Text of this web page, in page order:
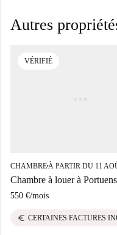
Autres
VÉRIFIÉ
CHAMBRE■À PARTIR DU 11
Chambre à louer à
550 €/mois
euro CERTAINES FACTURES